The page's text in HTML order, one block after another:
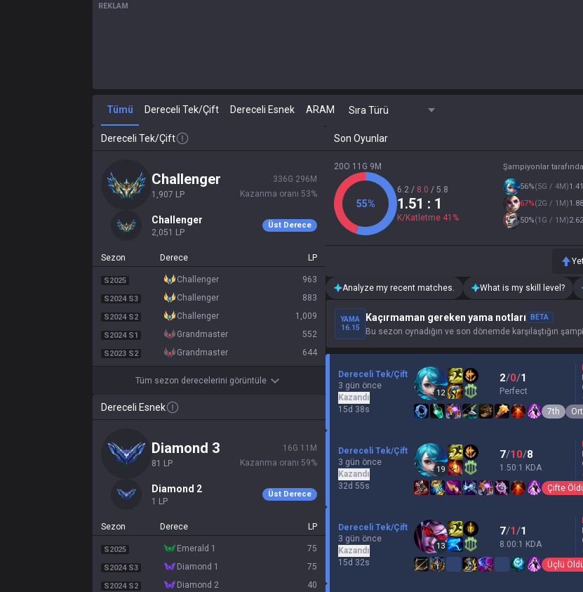
REKLAM
Tümü Dereceli Tek/Çift Dereceli Esnek ARAM Sıra Türü
Dereceli Tek/Çift
challenger
1,907 LP
336G 296 M
Kazanma oranı 53%
challenger
2,051 LP
Üst Derece
Sezon Derece LP
S2025 challenger 963
S2024 S3 challenger 883
S2024 S2 challenger 1,009
S2024 S1 grandmaster 552
S2023 S2 grandmaster 644
Tüm sezon derecelerini görüntüle
Dereceli Esnek
diamond 3
81 LP
16G 11 M
Kazanma oranı 59%
diamond 2
1 LP
Üst Derece
Sezon Derece LP
S2025 emerald 1 75
S2024 S3 diamond 1 75
S2024 S2 diamond 2 40
Son Oyunlar
20O 11G 9M
55%
6.2 / 8.0 / 5.8
1.51 : 1
K/Katletme 41 %
Şampiyonlar
56%(5G / 4M)
67%(2G / 1M)
50%(1G / 1M)
Analyze my recent matches. What is my skill level?
YAMA
16.15
Kaçırmaman gereken yama notları BETA
Bu sezon oynadığın ve son dönemde karşılaştığın
Dereceli Tek/Çift
3 gün önce
Kazandı
15d 38s
12
2/0/1
Perfect
7th
Dereceli Tek/Çift
3 gün önce
Kazandı
32d 55s
19
7/10/8
1.50:1 KDA
Çifte
Dereceli Tek/Çift
3 gün önce
Kazandı
15d 32s
13
7/1/1
8.00:1 KDA
Üçlü